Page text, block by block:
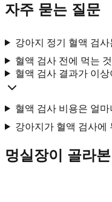
자주 묻는 질문
강아지 정기 혈액 검
혈액 검사 전에 먹는
혈액 검사 결과가 이
혈액 검사 비용은 얼
강아지가 혈액 검사에
멍실장이 골라